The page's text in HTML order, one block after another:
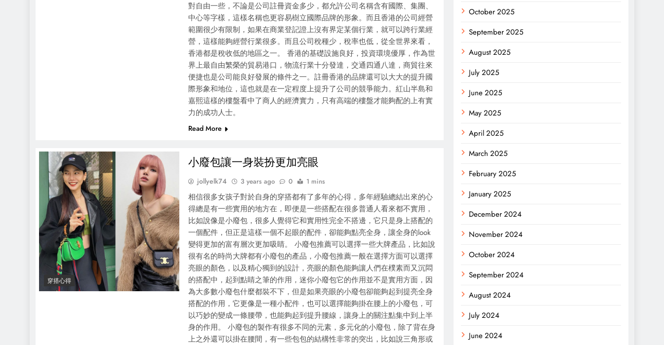
對自由一些，不論是公司註冊資金多少，都允許公司名稱含有國際、集團、
中心等字樣，這樣名稱也更容易樹立國際品牌的形象。而且香港的公司經營
範圍很少有限制，如果在商業登記證上沒有界定某個行業，就可以跨行業經
營，這樣能夠經營行業很多。而且公司稅種少，稅率也低，從全世界來看，
香港都是稅收低的地區之一。 香港的基礎設施良好，投資環境優厚，作為世
界上最自由繁榮的貿易港口，物流行業十分發達，交通四通八達，商貿往來
便捷也是公司能良好發展的條件之一。註冊香港的品牌還可以大大的提升國
際形象和地位，這也就是在一定程度上提升了公司的競爭能力。紅山半島和
嘉熙這樣的樓盤看中了商人的經濟實力，只有高端的樓盤才能夠配的上有實
力的成功人士。
Read More
穿搭心得
小廢包讓一身裝扮更加亮眼
jollyelk74 3 years ago 0 1 mins
相信很多女孩子對於自身的穿搭都有了多年的心得，多年經驗總結出來的心
得總是有一些實用的地方在，即便是一些搭配在很多普通人看來都不實用，
比如說像是小廢包，很多人覺得它和實用性完全不搭邊，它只是身上搭配的
一個配件，但正是這樣一個不起眼的配件，卻能夠點亮全身，讓全身的look
變得更加的富有層次更加吸睛。 小廢包推薦可以選擇一些大牌產品，比如說
很有名的時尚大牌都有小廢包的產品，小廢包推薦一般在選擇方面可以選擇
亮眼的顏色，以及精心獨到的設計，亮眼的顏色能夠讓人們在樸素而又沉悶
的搭配中，起到點睛之筆的作用，迷你小廢包它的作用並不是實用方面，因
為大多數小廢包什麼都裝不下，但是如果亮眼的小廢包卻能夠起到提亮全身
搭配的作用，它更像是一種小配件，也可以選擇能夠掛在腰上的小廢包，可
以巧妙的變成一條腰帶，也能夠起到提升腰線，讓身上的關注點集中到上半
身的作用。 小廢包的製作有很多不同的元素，多元化的小廢包，除了背在身
上之外還可以掛在腰間，有一些包包的結構性非常的突出，比如說三角形或
October 2025
September 2025
August 2025
July 2025
June 2025
May 2025
April 2025
March 2025
February 2025
January 2025
December 2024
November 2024
October 2024
September 2024
August 2024
July 2024
June 2024